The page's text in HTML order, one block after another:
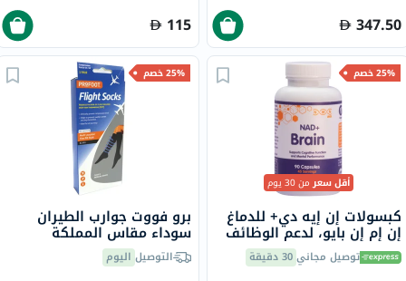
347.50
115
25% خصم
أقل سعرمن 30 يوم
كبسولات إن إيه دي+ للدماغ
إن إم إن بايو، لدعم الوظائف
الإدراكية - 90 كبسولةتوصيل مجاني30 دقيقة
25% خصم
برو فووت جوارب الطيران
سوداء مقاس المملكة
المتحدة 8-11، زوج واحد
P72002/2
التوصيل اليوم